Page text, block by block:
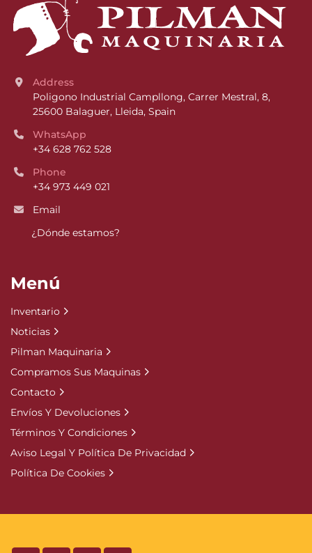
Address
Poligono Industrial Campllong, Carrer Mestral, 8,
25600 Balaguer, Lleida, Spain
WhatsApp
+34 628 762 528
Phone
+34 973 449 021
Email
¿Dónde estamos?
Menú
Inventario
Noticias
Pilman Maquinaria
Compramos Sus Maquinas
Contacto
Envíos Y Devoluciones
Términos Y Condiciones
Aviso Legal Y Política De Privacidad
Política De Cookies